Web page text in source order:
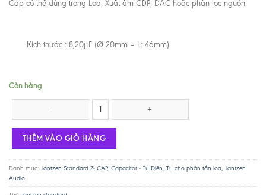
Cap có thể dùng trong Loa, Xuất âm CDP, DAC hoặc phần lọc nguồn.
Kích thước : 8,20μF (Ø 20mm – L: 46mm)
Còn hàng
Tụ Jantzen Standard Z-Cap 8.2uf / 400V số lượng
THÊM VÀO GIỎ HÀNG
Danh mục: Jantzen Standard Z- CAP, Capacitor - Tụ Điện, Tụ cho phân tần loa, Jantzen
Audio